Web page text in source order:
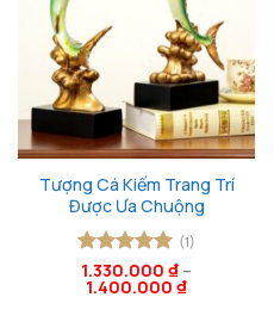
Tượng Cá Kiếm Trang Trí
Được Ưa Chuộng
Được xếp
hạng55
(1)
1.330.000 ₫ –
1.400.000 ₫